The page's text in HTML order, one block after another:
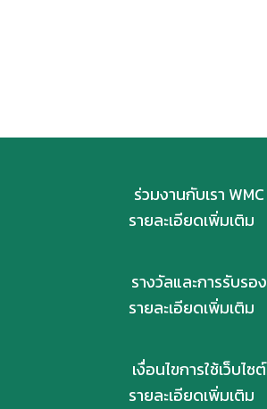
ร่วมงานกับเรา WMC
รายละเอียดเพิ่มเติม
รางวัลและการรับรอง
รายละเอียดเพิ่มเติม
เงื่อนไขการใช้เว็บไซต์
รายละเอียดเพิ่มเติม